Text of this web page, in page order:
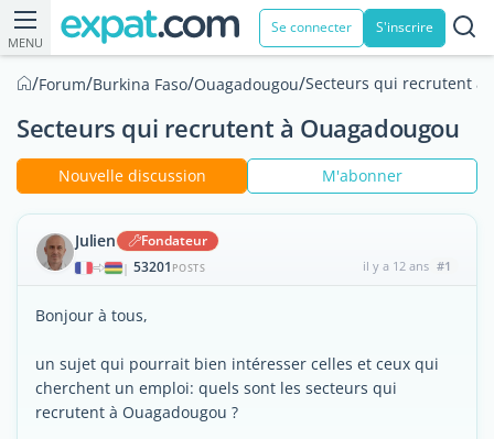
MENU
Se connecter S'inscrire
/Forum/Burkina Faso/Ouagadougou/Secteurs qui recrutent à
Secteurs qui recrutent à Ouagadougou
Nouvelle discussion M'abonner
Julien Fondateur
| 53201 POSTS il y a 12 ans #1
Bonjour à tous,
un sujet qui pourrait bien intéresser celles et ceux qui
cherchent un emploi: quels sont les secteurs qui
recrutent à Ouagadougou ?